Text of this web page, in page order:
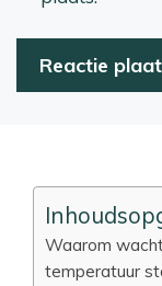
Waarom
temperatuur